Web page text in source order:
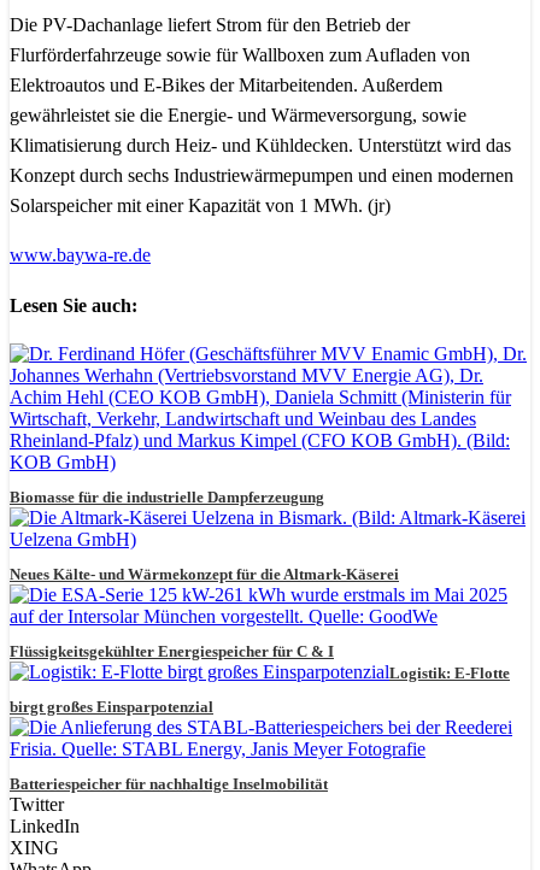
Die PV-Dachanlage liefert Strom für den Betrieb der
Flurförderfahrzeuge sowie für Wallboxen zum Aufladen von
Elektroautos und E-Bikes der Mitarbeitenden. Außerdem
gewährleistet sie die Energie- und Wärmeversorgung, sowie
Klimatisierung durch Heiz- und Kühldecken. Unterstützt wird das
Konzept durch sechs Industriewärmepumpen und einen modernen
Solarspeicher mit einer Kapazität von 1 MWh. (jr)
www.baywa-re.de
Lesen Sie auch:
Biomasse für die industrielle Dampferzeugung
Neues Kälte- und Wärmekonzept für die Altmark-Käserei
Flüssigkeitsgekühlter Energiespeicher für C & I
Logistik: E-Flotte
birgt großes Einsparpotenzial
Batteriespeicher für nachhaltige Inselmobilität
Twitter
LinkedIn
XING